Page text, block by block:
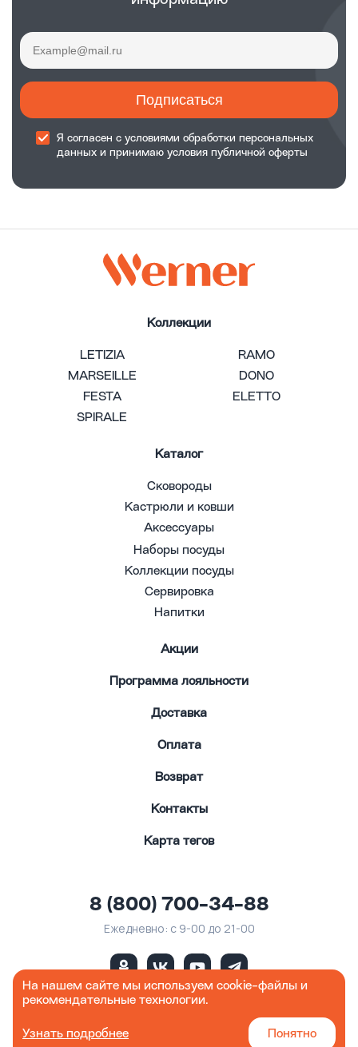
Подписаться
Я согласен с условиями обработки персональных
данных и принимаю условия публичной оферты
Коллекции
LETIZIA
RAMO
MARSEILLE
DONO
FESTA
ELETTO
SPIRALE
Каталог
Сковороды
Кастрюли и ковши
Аксессуары
Наборы посуды
Коллекции посуды
Сервировка
Напитки
Акции
Программа лояльности
Доставка
Оплата
Возврат
Контакты
Карта тегов
8 (800) 700-34-88
Ежедневно: с 9-00 до 21-00
Юридическая информация
На нашем сайте мы используем cookie-файлы и
рекомендательные технологии.
Узнать подробнее Понятно